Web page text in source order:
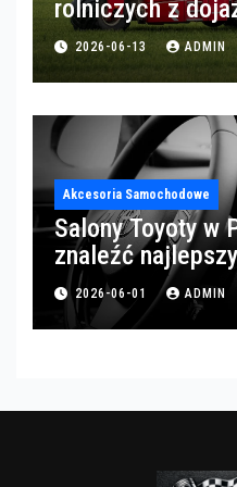
rolniczych z
opon w
2026-06-13 ADMIN
Akcesoria Samochodowe
Salony Toyoty w
znaleźć
2026-06-01 ADMIN